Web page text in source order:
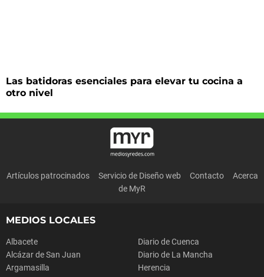
Las batidoras esenciales para elevar tu cocina a
otro nivel
Artículos patrocinados Servicio de Diseño web Contacto
Acerca
de MyR
MEDIOS LOCALES
Albacete
Alcázar de San Juan
Argamasilla
Diario de Cuenca
Diario de La Mancha
Herencia